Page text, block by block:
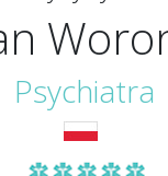
Psychiatra